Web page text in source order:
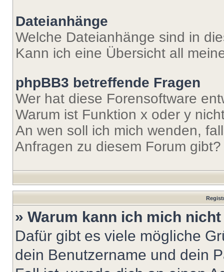
Dateianhänge
Welche Dateianhänge sind in
Kann ich eine Übersicht all
phpBB3 betreffende Fragen
Wer hat diese Forensoftware
Warum ist Funktion x oder y
An wen soll ich mich wenden,
Anfragen zu diesem Forum gibt?
» Warum kann ich mich
Dafür gibt es viele mögliche
dein Benutzername und dein